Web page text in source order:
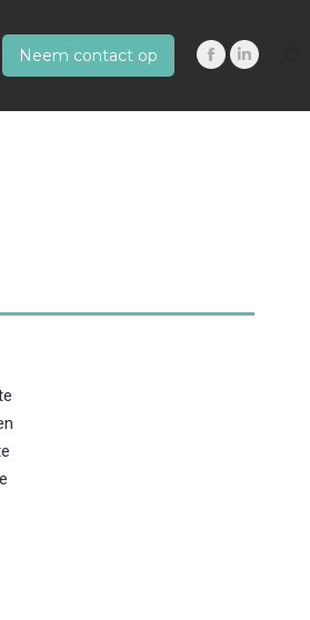
Neem contact op
Facebook
Linkedin